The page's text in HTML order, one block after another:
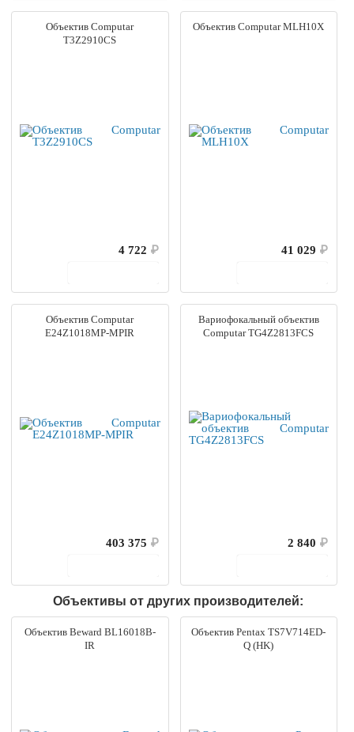
Объектив Computar
T3Z2910CS
4 722 ₽
Объектив Computar MLH10X
41 029 ₽
Объектив Computar
E24Z1018MP-MPIR
403 375 ₽
Вариофокальный объектив
Computar TG4Z2813FCS
2 840 ₽
Объективы от других производителей:
Объектив Beward BL16018B-
IR
Объектив Pentax TS7V714ED-
Q (HK)